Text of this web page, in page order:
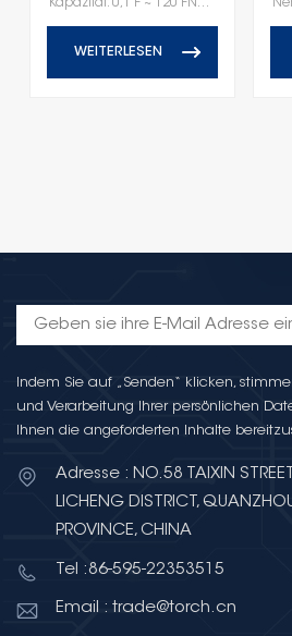
Kapazität: 0,1 F ~ 120 FNennspannung: 2,7 V
WEITERLESEN
Indem Sie auf „Senden“ klicken,
und Verarbeitung Ihrer persönlichen
Ihnen die angeforderten Inhalte
Adresse : NO.58 TAIXIN
LICHENG DISTRICT,
PROVINCE, CHINA
Tel :86-595-22353515
Email : trade@torch.cn